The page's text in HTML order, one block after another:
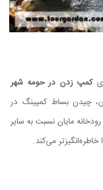
کمپ زدن در حومه شهر
چیدن بساط کمپینگ در
مایان نسبت به سایر
می‌کند.